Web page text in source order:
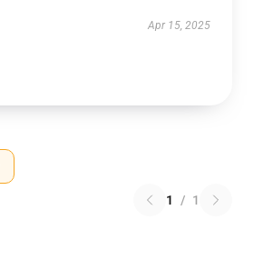
Apr 15, 2025
1 / 1